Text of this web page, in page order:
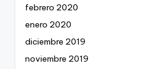
febrero 2020
enero 2020
diciembre 2019
noviembre 2019